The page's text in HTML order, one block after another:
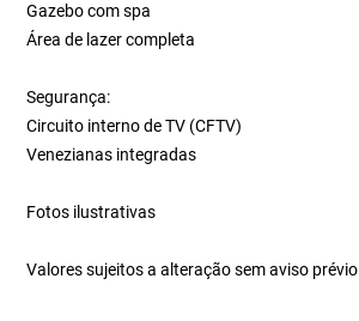
Gazebo com spa
Área de lazer completa
Segurança:
Circuito interno de TV (CFTV)
Venezianas integradas
Fotos ilustrativas
Valores sujeitos a alteração sem aviso prévio